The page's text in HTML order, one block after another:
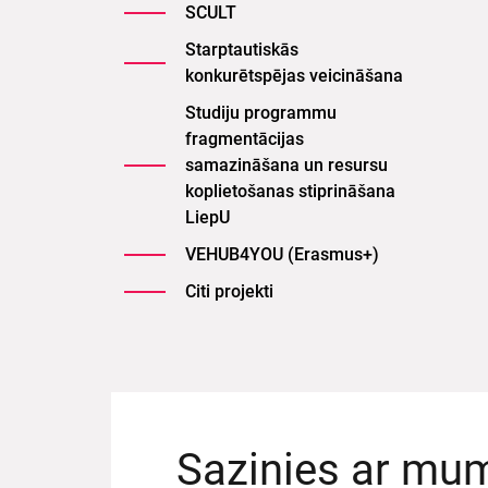
SCULT
Starptautiskās
konkurētspējas veicināšana
Studiju programmu
fragmentācijas
samazināšana un resursu
koplietošanas stiprināšana
LiepU
VEHUB4YOU (Erasmus+)
Citi projekti
Sazinies ar